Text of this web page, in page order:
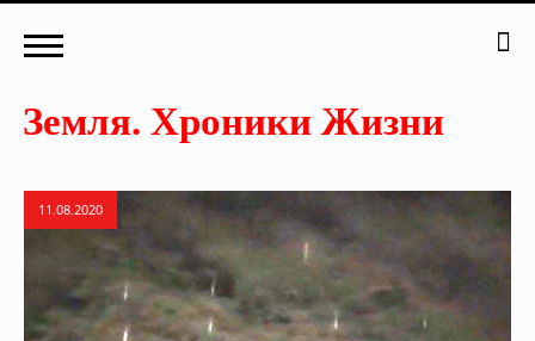
11.08.2020